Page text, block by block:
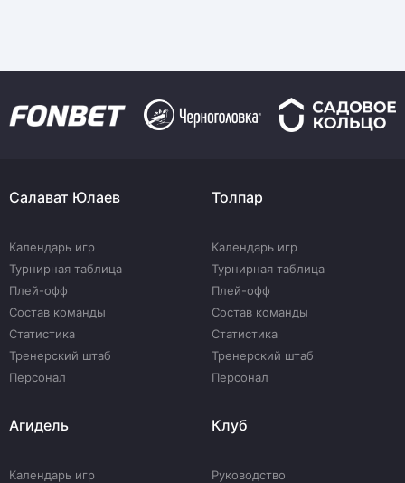
Салават Юлаев
Календарь игр
Турнирная таблица
Плей-офф
Состав команды
Статистика
Тренерский штаб
Персонал
Толпар
Календарь игр
Турнирная таблица
Плей-офф
Состав команды
Статистика
Тренерский штаб
Персонал
Агидель
Календарь игр
Клуб
Руководство